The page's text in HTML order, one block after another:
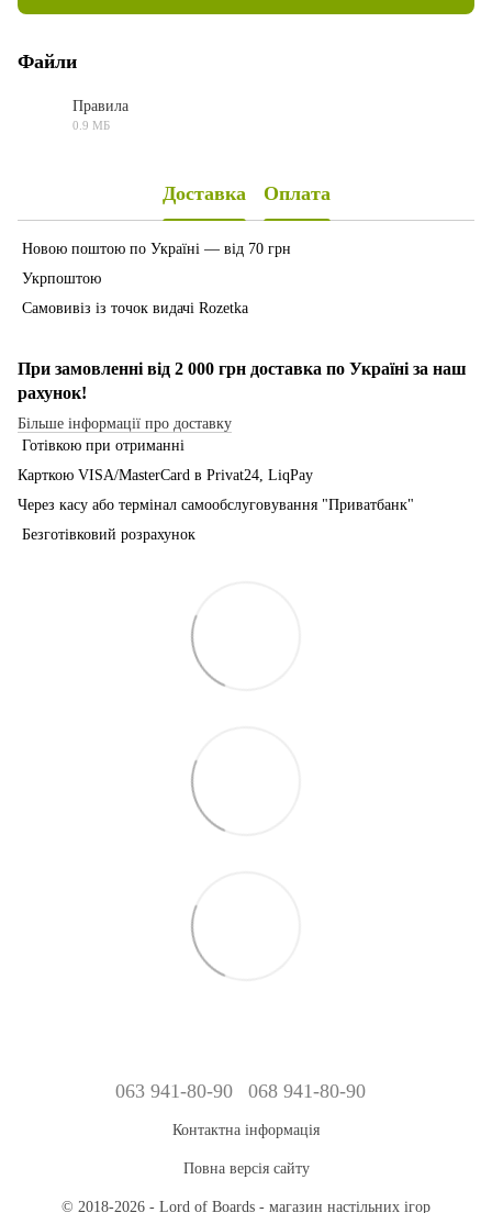
Файли
Правила
0.9 МБ
Доставка Оплата
Новою поштою по Україні — від 70 грн
Укрпоштою
Самовивіз із точок видачі Rozetka
При замовленні від 2 000 грн доставка по Україні за наш
рахунок!
Більше інформації про доставку
Готівкою при отриманні
Карткою VISA/MasterCard в Рrivat24, LiqPay
Через касу або термінал самообслуговування "Приватбанк"
Безготівковий розрахунок
063 941-80-90 068 941-80-90
Контактна інформація
Повна версія сайту
© 2018-2026 - Lord of Boards - магазин настільних ігор